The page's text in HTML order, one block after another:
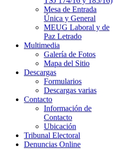
Mesa de Entrada
Única y General
MEUG Laboral y de
Paz Letrado
Multimedia
Galería de Fotos
Mapa del Sitio
Descargas
Formularios
Descargas varias
Contacto
Información de
Contacto
Ubicación
Tribunal Electoral
Denuncias Online